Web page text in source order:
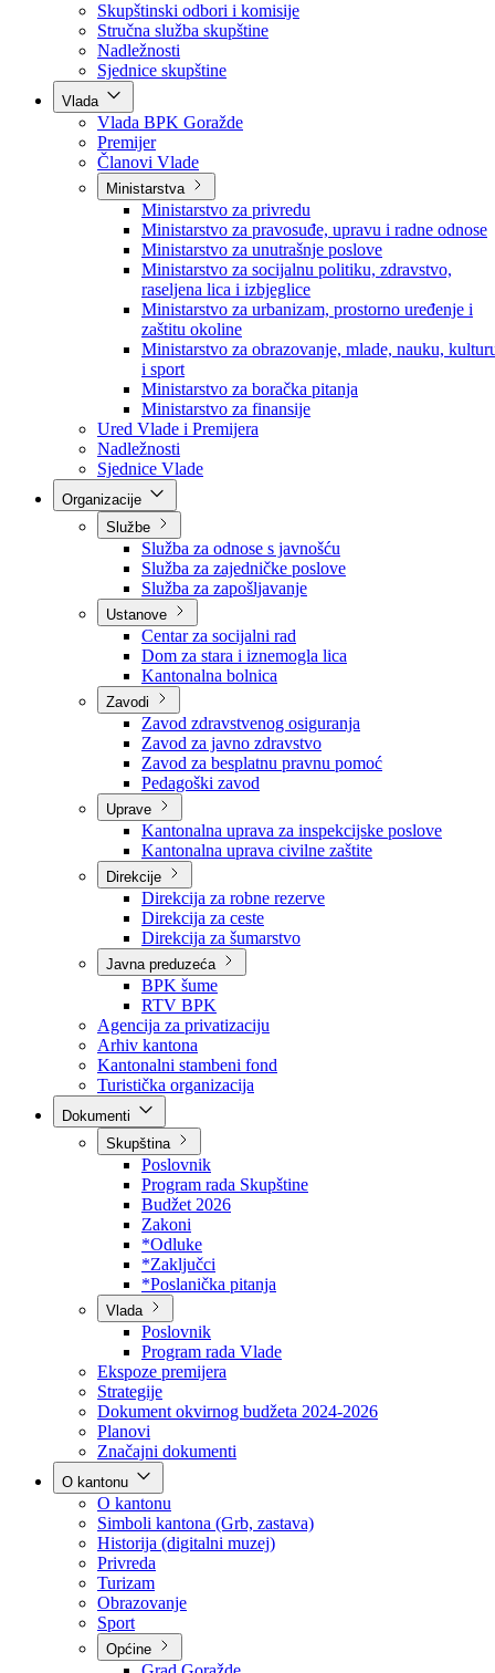
Poslanici po strankama
Poslanici po klubovima naroda
Kolegij skupštine
Skupštinski odbori i komisije
Stručna služba skupštine
Nadležnosti
Sjednice skupštine
Vlada
Vlada BPK Goražde
Premijer
Članovi Vlade
Ministarstva
Ministarstvo za privredu
Ministarstvo za pravosuđe, upravu i radne odnose
Ministarstvo za unutrašnje poslove
Ministarstvo za socijalnu politiku, zdravstvo,
raseljena lica i izbjeglice
Ministarstvo za urbanizam, prostorno uređenje i
zaštitu okoline
Ministarstvo za obrazovanje, mlade, nauku,
i sport
Ministarstvo za boračka pitanja
Ministarstvo za finansije
Ured Vlade i Premijera
Nadležnosti
Sjednice Vlade
Službe
Služba za odnose s javnošću
Služba za zajedničke poslove
Služba za zapošljavanje
Ustanove
Centar za socijalni rad
Dom za stara i iznemogla lica
Kantonalna bolnica
Zavodi
Zavod zdravstvenog osiguranja
Zavod za javno zdravstvo
Zavod za besplatnu pravnu pomoć
Pedagoški zavod
Uprave
Kantonalna uprava za inspekcijske poslove
Kantonalna uprava civilne zaštite
Direkcije
Direkcija za robne rezerve
Direkcija za ceste
Direkcija za šumarstvo
Javna preduzeća
BPK šume
RTV BPK
Agencija za privatizaciju
Arhiv kantona
Kantonalni stambeni fond
Turistička organizacija
Skupština
Poslovnik
Program rada Skupštine
Budžet 2026
Zakoni
*Odluke
*Zaključci
*Poslanička pitanja
Vlada
Poslovnik
Program rada Vlade
Ekspoze premijera
Strategije
Dokument okvirnog budžeta 2024-2026
Planovi
Značajni dokumenti
O kantonu
O kantonu
Simboli kantona (Grb, zastava)
Historija (digitalni muzej)
Privreda
Turizam
Obrazovanje